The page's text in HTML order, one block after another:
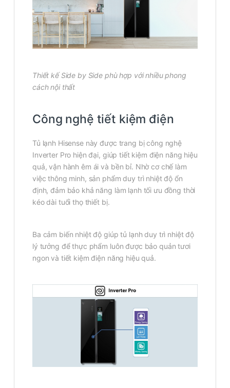
Thiết kế Side by Side phù hợp với nhiều phong
cách nội thất
Công nghệ tiết kiệm điện
Tủ lạnh Hisense này được trang bị công nghệ
Inverter Pro hiện đại, giúp tiết kiệm điện năng hiệu
quả, vận hành êm ái và bền bỉ. Nhờ cơ chế làm
việc thông minh, sản phẩm duy trì nhiệt độ ổn
định, đảm bảo khả năng làm lạnh tối ưu đồng thời
kéo dài tuổi thọ thiết bị.
Ba cảm biến nhiệt độ giúp tủ lạnh duy trì nhiệt độ
lý tưởng để thực phẩm luôn được bảo quản tươi
ngon và tiết kiệm điện năng hiệu quả.